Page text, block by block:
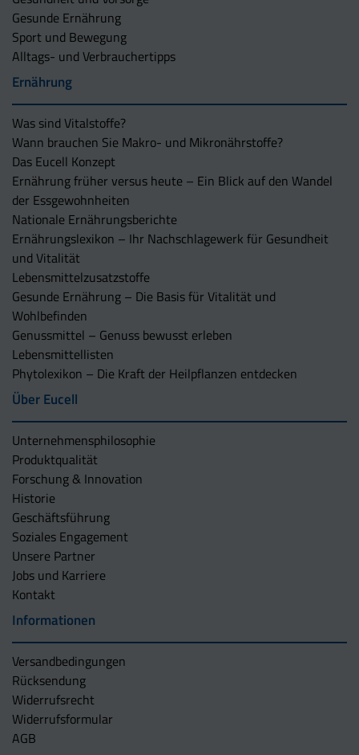
Gesunde Ernährung
Sport und Bewegung
Alltags- und Verbrauchertipps
Ernährung
Was sind Vitalstoffe?
Wann brauchen Sie Makro- und Mikronährstoffe?
Das Eucell Konzept
Ernährung früher versus heute – Ein Blick auf den Wandel
der Essgewohnheiten
Nationale Ernährungsberichte
Ernährungslexikon – Ihr Nachschlagewerk für Gesundheit
und Vitalität
Lebensmittelzusatzstoffe
Gesunde Ernährung – Die Basis für Vitalität und
Wohlbefinden
Genussmittel – Genuss bewusst erleben
Lebensmittellisten
Phytolexikon – Die Kraft der Heilpflanzen entdecken
Über Eucell
Unternehmens­philosophie
Produktqualität
Forschung & Innovation
Historie
Geschäftsführung
Soziales Engagement
Unsere Partner
Jobs und Karriere
Kontakt
Informationen
Versandbedingungen
Rücksendung
Widerrufsrecht
Widerrufsformular
AGB